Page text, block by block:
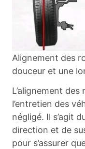
Alignement des
douceur et une
L’alignement
l’entretien des
négligé. Il s’agit
direction et de
pour s’assurer